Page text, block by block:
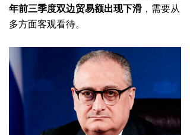
年前三季度双边贸易额出现下滑 ，需要从
多方面客观看待。